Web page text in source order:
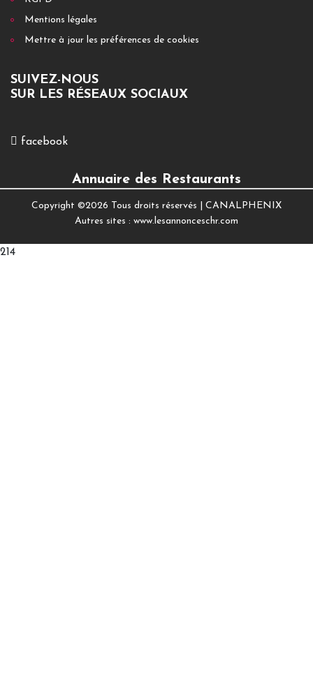
Mentions légales
Mettre à jour les préférences de cookies
SUIVEZ-NOUS
SUR LES RÉSEAUX SOCIAUX
facebook
Annuaire des Restaurants
Copyright ©2026 Tous droits réservés | CANALPHENIX
Autres sites : www.lesannonceschr.com
214